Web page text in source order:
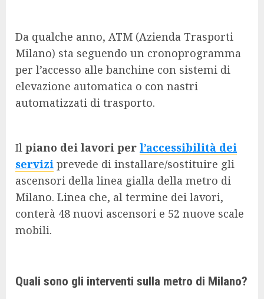
Da qualche anno, ATM (Azienda Trasporti
Milano) sta seguendo un cronoprogramma
per l’accesso alle banchine con sistemi di
elevazione automatica o con nastri
automatizzati di trasporto.
Il piano dei lavori per l’accessibilità dei
servizi prevede di installare/sostituire gli
ascensori della linea gialla della metro di
Milano. Linea che, al termine dei lavori,
conterà 48 nuovi ascensori e 52 nuove scale
mobili.
Quali sono gli interventi sulla metro di Milano?